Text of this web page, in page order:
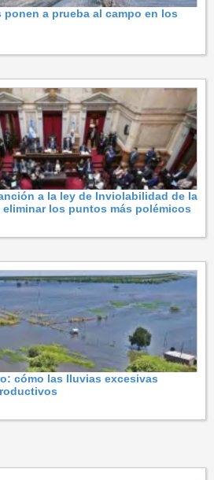
a prueba al campo en los
a la ley de Inviolabilidad de la
eliminar los puntos más polémicos
cómo las lluvias excesivas